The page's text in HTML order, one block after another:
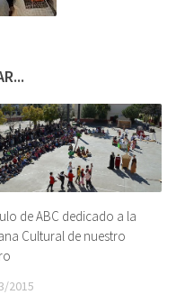
de ABC dedicado a la
Cultural de nuestro
2015